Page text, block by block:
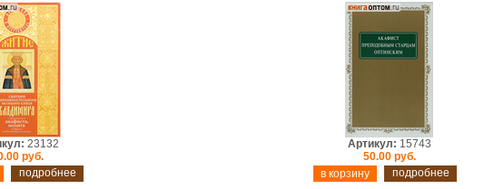
23132
руб.
подробнее
Артикул: 15743
50.00 руб.
подробнее